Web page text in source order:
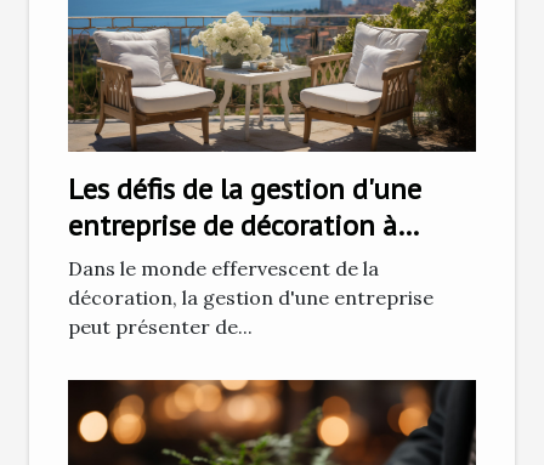
Les défis de la gestion d'une
entreprise de décoration à
Ajaccio
Dans le monde effervescent de la
décoration, la gestion d'une entreprise
peut présenter de...